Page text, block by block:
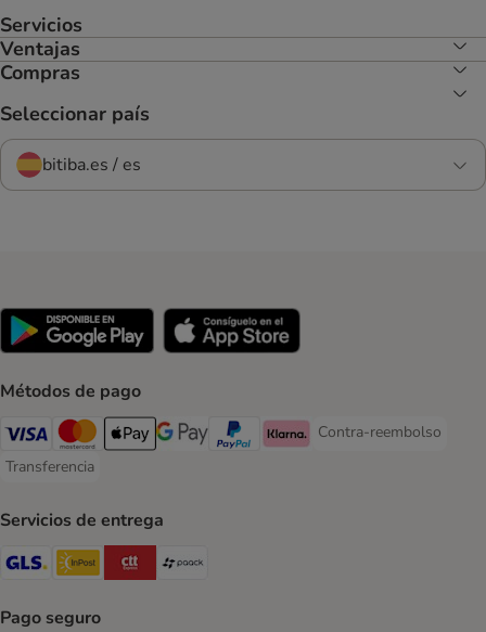
Servicios
Ventajas
Compras
Seleccionar país
bitiba.es / es
Métodos de pago
Visa Payment Method
Mastercard Payment Method
Apple Pay Payment Method
Google Pay Payment Method
PayPal Payment Method
Klarna Payment Method
Contra-reembolso
Contra-reembolso
Transferencia
Transferencia Payment Method
Servicios de entrega
GLS Shipping Method
InPost Shipping Method
CTTExpress Shipping Method
Pago seguro